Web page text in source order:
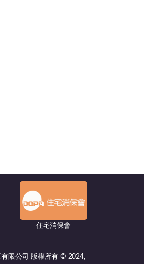
住宅消保會
有限公司 版權所有 © 2024,